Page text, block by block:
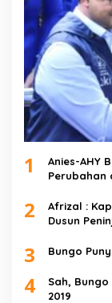
1
Anies-AHY
Perubahan
2
Afrizal :
Dusun
3 Bungo
4
Sah,
2019